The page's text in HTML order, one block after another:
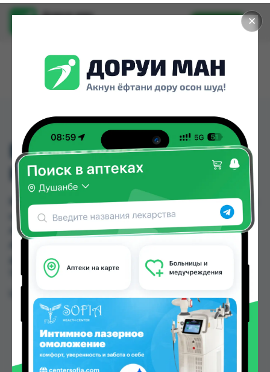
✕
Доруи ман
Установить
ВИТАМИШКИ
КАЛЬЦИЙ №30
ВИТАМИШКИ КАЛЬЦИЙ №30 можно купить или
заказать в аптеках, Абубакри Карим, Авиценна,
АЗИЗ ВАКО , Алишер-К, Аптека + 24/7, Аптека
до 123.20 TJS в Душанбе и других городах
Таджикистана